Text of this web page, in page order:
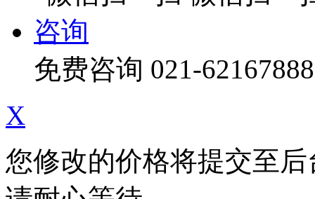
咨询
免费咨询 021-62167888
X
您修改的价格将提交至